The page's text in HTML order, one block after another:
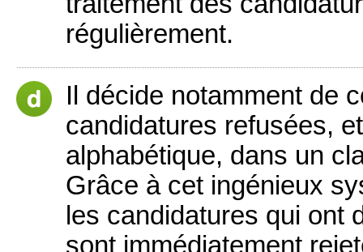
régulièrement.
Il décide notamment de
candidatures refusées,
alphabétique, dans un
Grâce à cet ingénieux
les candidatures qui ont
sont immédiatement